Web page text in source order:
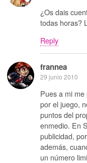
¿Os dais
todas horas?
Reply
frannea
29 junio 2010
Pues a mi
por el juego,
puntos del
enmedio. En
publicidad,
además,
un número